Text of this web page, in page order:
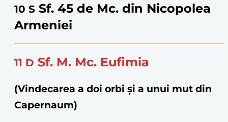
10 S Sf. 45 de Mc. din Nicopolea
Armeniei
11 D Sf. M. Mc. Eufimia
(Vindecarea a doi orbi și a unui mut din
Capernaum)